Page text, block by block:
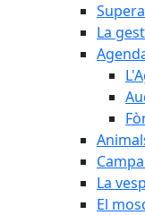
La
La
El